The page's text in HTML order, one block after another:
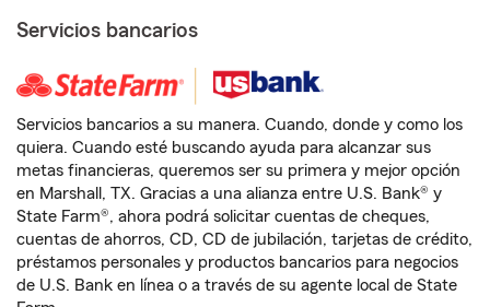
Servicios bancarios
Servicios bancarios a su manera. Cuando, donde y como los
quiera. Cuando esté buscando ayuda para alcanzar sus
metas financieras, queremos ser su primera y mejor opción
en Marshall, TX. Gracias a una alianza entre U.S. Bank® y
State Farm®, ahora podrá solicitar cuentas de cheques,
cuentas de ahorros, CD, CD de jubilación, tarjetas de crédito,
préstamos personales y productos bancarios para negocios
de U.S. Bank en línea o a través de su agente local de State